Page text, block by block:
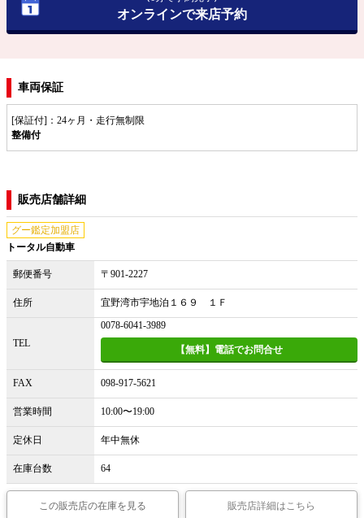
オンラインで来店予約
車両保証
[保証付]：24ヶ月・走行無制限
整備付
販売店舗詳細
グー鑑定加盟店
トータル自動車
郵便番号 〒901-2227
住所 宜野湾市宇地泊１６９ １Ｆ
TEL
0078-6041-3989
【無料】電話でお問合せ
FAX 098-917-5621
営業時間 10:00〜19:00
定休日 年中無休
在庫台数 64
この販売店の在庫を見る 販売店詳細はこちら